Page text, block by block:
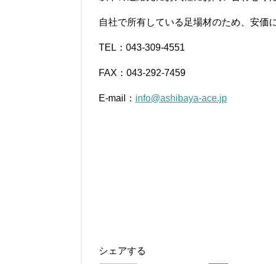
自社で所有している足場材のため、安価
TEL：043-309-4551
FAX：043-292-7459
E-mail： info@ashibaya-ace.jp
シェアする